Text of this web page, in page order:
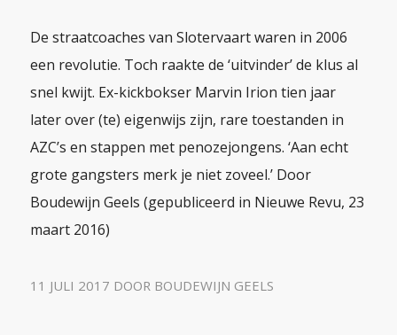
De straatcoaches van Slotervaart waren in 2006
een revolutie. Toch raakte de ‘uitvinder’ de klus al
snel kwijt. Ex-kickbokser Marvin Irion tien jaar
later over (te) eigenwijs zijn, rare toestanden in
AZC’s en stappen met penozejongens. ‘Aan echt
grote gangsters merk je niet zoveel.’ Door
Boudewijn Geels (gepubliceerd in Nieuwe Revu, 23
maart 2016)
11 JULI 2017 DOOR BOUDEWIJN GEELS